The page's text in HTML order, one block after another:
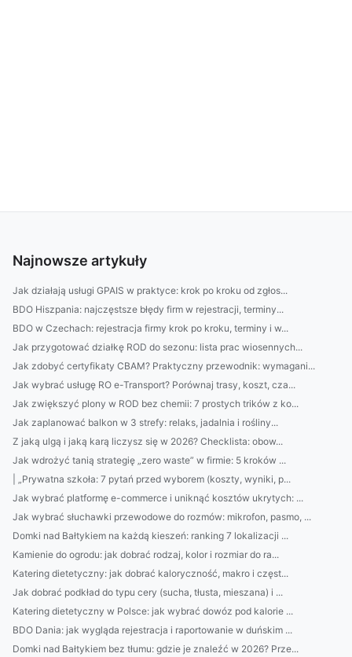
Najnowsze artykuły
Jak działają usługi GPAIS w praktyce: krok po kroku od zgłos...
BDO Hiszpania: najczęstsze błędy firm w rejestracji, terminy...
BDO w Czechach: rejestracja firmy krok po kroku, terminy i w...
Jak przygotować działkę ROD do sezonu: lista prac wiosennych...
Jak zdobyć certyfikaty CBAM? Praktyczny przewodnik: wymagani...
Jak wybrać usługę RO e-Transport? Porównaj trasy, koszt, cza...
Jak zwiększyć plony w ROD bez chemii: 7 prostych trików z ko...
Jak zaplanować balkon w 3 strefy: relaks, jadalnia i rośliny...
Z jaką ulgą i jaką karą liczysz się w 2026? Checklista: obow...
Jak wdrożyć tanią strategię „zero waste” w firmie: 5 kroków ...
| „Prywatna szkoła: 7 pytań przed wyborem (koszty, wyniki, p...
Jak wybrać platformę e-commerce i uniknąć kosztów ukrytych: ...
Jak wybrać słuchawki przewodowe do rozmów: mikrofon, pasmo, ...
Domki nad Bałtykiem na każdą kieszeń: ranking 7 lokalizacji ...
Kamienie do ogrodu: jak dobrać rodzaj, kolor i rozmiar do ra...
Katering dietetyczny: jak dobrać kaloryczność, makro i częst...
Jak dobrać podkład do typu cery (sucha, tłusta, mieszana) i ...
Katering dietetyczny w Polsce: jak wybrać dowóz pod kalorie ...
BDO Dania: jak wygląda rejestracja i raportowanie w duńskim ...
Domki nad Bałtykiem bez tłumu: gdzie je znaleźć w 2026? Prze...